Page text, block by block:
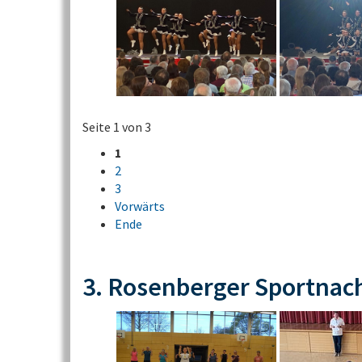
Seite 1 von 3
1
2
3
Vorwärts
Ende
3. Rosenberger